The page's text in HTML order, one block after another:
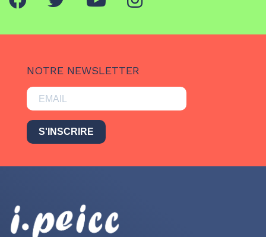
NOTRE NEWSLETTER
S'INSCRIRE